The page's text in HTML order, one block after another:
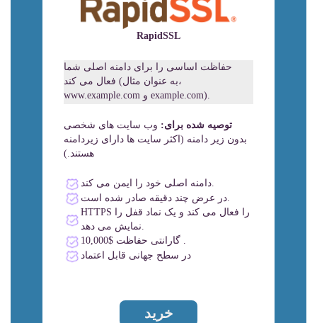
RapidSSL
حفاظت اساسی را برای دامنه اصلی شما
فعال می کند (به عنوان مثال،
www.example.com و example.com).
توصیه شده برای: وب سایت های شخصی
بدون زیر دامنه (اکثر سایت ها دارای زیردامنه
هستند.)
دامنه اصلی خود را ایمن می کند.
HTTPS را فعال می کند و یک نماد قفل را
نمایش می دهد.
گارانتی حفاظت $10,000 .
در سطح جهانی قابل اعتماد
خرید